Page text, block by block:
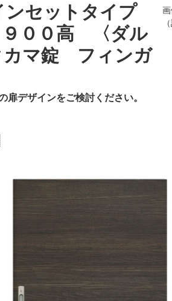
セットタイプ
００高 〈ダル
マ錠 フィンガ
デザインをご検討ください。